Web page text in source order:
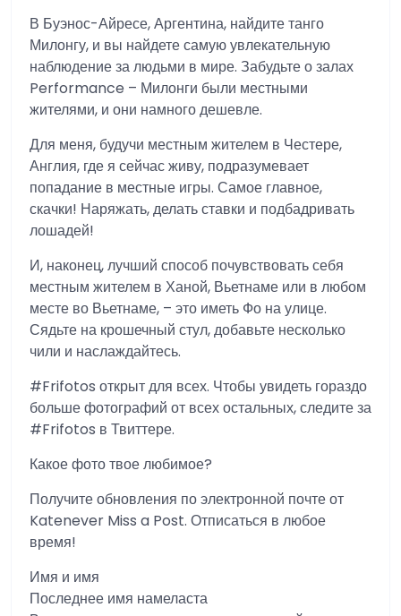
В Буэнос-Айресе, Аргентина, найдите танго
Милонгу, и вы найдете самую увлекательную
наблюдение за людьми в мире. Забудьте о залах
Performance – Милонги были местными
жителями, и они намного дешевле.
Для меня, будучи местным жителем в Честере,
Англия, где я сейчас живу, подразумевает
попадание в местные игры. Самое главное,
скачки! Наряжать, делать ставки и подбадривать
лошадей!
И, наконец, лучший способ почувствовать себя
местным жителем в Ханой, Вьетнаме или в любом
месте во Вьетнаме, – это иметь Фо на улице.
Сядьте на крошечный стул, добавьте несколько
чили и наслаждайтесь.
#Frifotos открыт для всех. Чтобы увидеть гораздо
больше фотографий от всех остальных, следите за
#Frifotos в Твиттере.
Какое фото твое любимое?
Получите обновления по электронной почте от
Katenever Miss a Post. Отписаться в любое
время!
Имя и имя
Последнее имя намеласта